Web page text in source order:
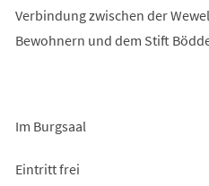
Verbindung zwischen der
Bewohnern und dem Stift
Im Burgsaal
Eintritt frei